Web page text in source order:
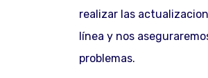
realizar las
línea y nos
problemas.